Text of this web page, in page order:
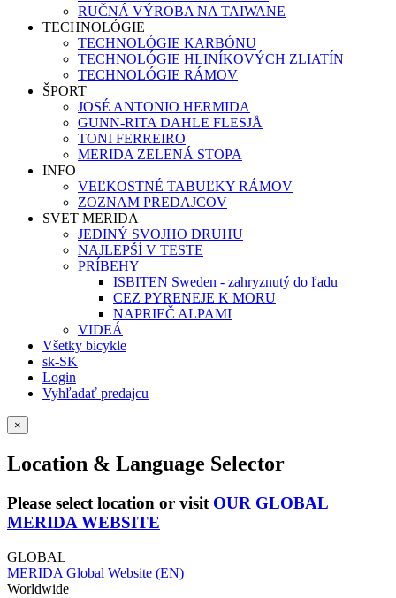
RUČNÁ VÝROBA NA TAIWANE
TECHNOLÓGIE
TECHNOLÓGIE KARBÓNU
TECHNOLÓGIE HLINÍKOVÝCH ZLIATÍN
TECHNOLÓGIE RÁMOV
ŠPORT
JOSÉ ANTONIO HERMIDA
GUNN-RITA DAHLE FLESJÅ
TONI FERREIRO
MERIDA ZELENÁ STOPA
INFO
VEĽKOSTNÉ TABUĽKY RÁMOV
ZOZNAM PREDAJCOV
SVET MERIDA
JEDINÝ SVOJHO DRUHU
NAJLEPŠÍ V TESTE
PRÍBEHY
ISBITEN Sweden - zahryznutý do ľadu
CEZ PYRENEJE K MORU
NAPRIEČ ALPAMI
VIDEÁ
Všetky bicykle
sk-SK
Login
Vyhľadať predajcu
×
Location & Language Selector
Please select location or visit OUR GLOBAL
MERIDA WEBSITE
GLOBAL
MERIDA Global Website (EN)
Worldwide